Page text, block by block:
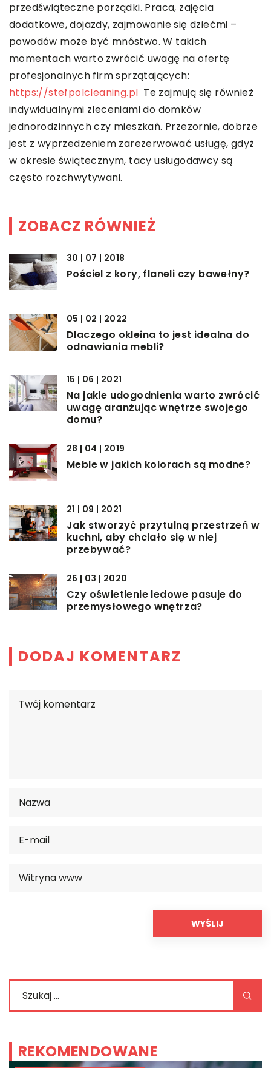
przedświąteczne porządki. Praca, zajęcia
dodatkowe, dojazdy, zajmowanie się dziećmi –
powodów może być mnóstwo. W takich
momentach warto zwrócić uwagę na ofertę
profesjonalnych firm sprzątających:
https://stefpolcleaning.pl Te zajmują się również
indywidualnymi zleceniami do domków
jednorodzinnych czy mieszkań. Przezornie, dobrze
jest z wyprzedzeniem zarezerwować usługę, gdyż
w okresie świątecznym, tacy usługodawcy są
często rozchwytywani.
ZOBACZ RÓWNIEŻ
30 | 07 | 2018
Pościel z kory, flaneli czy bawełny?
05 | 02 | 2022
Dlaczego okleina to jest idealna do
odnawiania mebli?
15 | 06 | 2021
Na jakie udogodnienia warto zwrócić
uwagę aranżując wnętrze swojego
domu?
28 | 04 | 2019
Meble w jakich kolorach są modne?
21 | 09 | 2021
Jak stworzyć przytulną przestrzeń w
kuchni, aby chciało się w niej
przebywać?
26 | 03 | 2020
Czy oświetlenie ledowe pasuje do
przemysłowego wnętrza?
DODAJ KOMENTARZ
REKOMENDOWANE